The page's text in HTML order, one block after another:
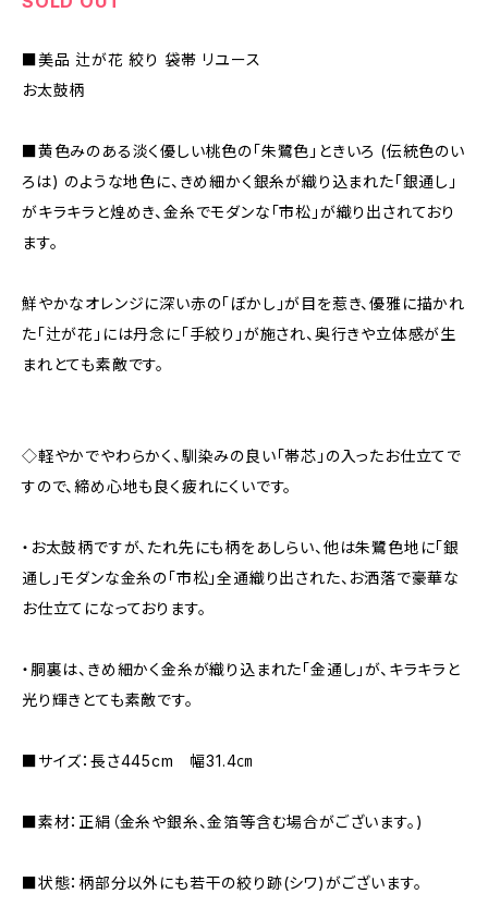
■美品 辻が花 絞り 袋帯 リユース
お太鼓柄
■黄色みのある淡く優しい桃色の「朱鷺色」ときいろ (伝統色のい
ろは) のような地色に、きめ細かく銀糸が織り込まれた「銀通し」
がキラキラと煌めき、金糸でモダンな「市松」が織り出されており
ます。
鮮やかなオレンジに深い赤の「ぼかし」が目を惹き、優雅に描かれ
た「辻が花」には丹念に「手絞り」が施され、奥行きや立体感が生
まれとても素敵です。
◇軽やかでやわらかく、馴染みの良い「帯芯」の入ったお仕立てで
すので、締め心地も良く疲れにくいです。
・お太鼓柄ですが、たれ先にも柄をあしらい、他は朱鷺色地に「銀
通し」モダンな金糸の「市松」全通織り出された、お洒落で豪華な
お仕立てになっております。
・胴裏は、きめ細かく金糸が織り込まれた「金通し」が、キラキラと
光り輝きとても素敵です。
■サイズ：長さ445cm 幅31.4㎝
■素材：正絹（金糸や銀糸、金箔等含む場合がございます。)
■状態：柄部分以外にも若干の絞り跡(シワ)がございます。